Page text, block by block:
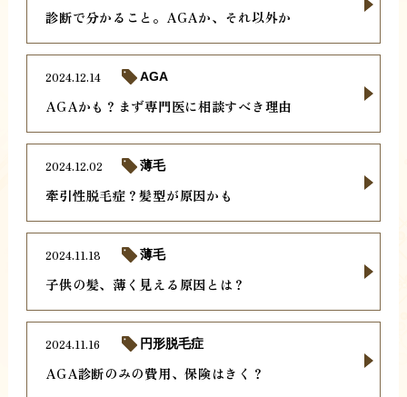
診断で分かること。AGAか、それ以外か
AGAかも？まず専門医に相談すべき理由
2024.12.14 AGA
牽引性脱毛症？髪型が原因かも
2024.12.02 薄毛
子供の髪、薄く見える原因とは？
2024.11.18 薄毛
AGA診断のみの費用、保険はきく？
2024.11.16 円形脱毛症